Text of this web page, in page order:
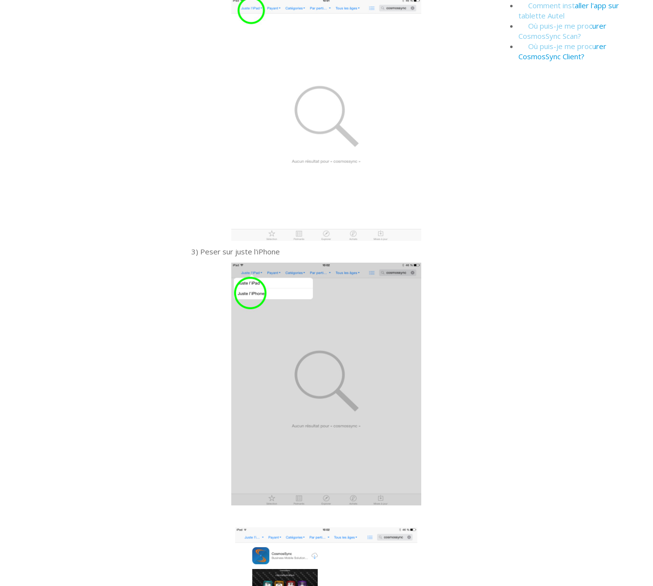
3) Peser sur juste l'iPhone
Comment installer l'app sur
tablette Autel
Où puis-je me procurer
CosmosSync Scan?
Où puis-je me procurer
CosmosSync Client?